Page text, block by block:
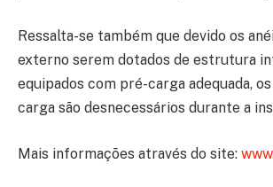
Ressalta-se também que devido os
externo serem dotados de estrutura
equipados com pré-carga adequada,
carga são desnecessários durante a
Mais informações através do site: